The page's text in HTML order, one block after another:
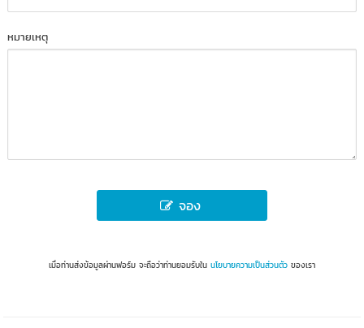
หมายเหตุ
จอง
เมื่อท่านส่งข้อมูลผ่านฟอร์ม จะถือว่าท่านยอมรับใน นโยบายความเป็นส่วนตัว ของเรา